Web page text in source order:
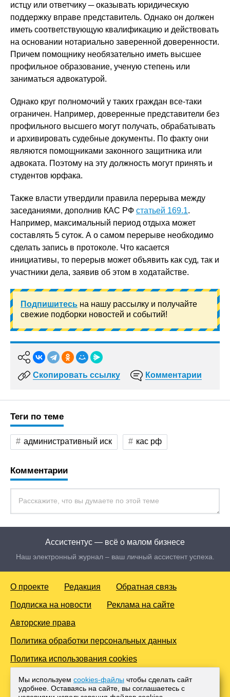
истцу или ответчику ─ оказывать юридическую
поддержку вправе представитель. Однако он должен
иметь соответствующую квалификацию и действовать
на основании нотариально заверенной доверенности.
Причем помощнику необязательно иметь высшее
профильное образование, ученую степень или
заниматься адвокатурой.
Однако круг полномочий у таких граждан все-таки
ограничен. Например, доверенные представители без
профильного высшего могут получать, обрабатывать
и архивировать судебные документы. По факту они
являются помощниками законного защитника или
адвоката. Поэтому на эту должность могут принять и
студентов юрфака.
Также власти утвердили правила перерыва между
заседаниями, дополнив КАС РФ статьей 169.1.
Например, максимальный период отдыха может
составлять 5 суток. А о самом перерыве необходимо
сделать запись в протоколе. Что касается
инициативы, то перерыв может объявить как суд, так и
участники дела, заявив об этом в ходатайстве.
Подпишитесь на нашу рассылку и получайте
свежие подборки новостей и событий!
Скопировать ссылку Комментарии
Теги по теме
административный иск кас рф
Комментарии
Ассистентус — всё о малом бизнесе
Наш электронный журнал – ваш личный ассистент успеха.
О проекте Редакция Обратная связь
Подписка на новости Реклама на сайте
Авторские права
Политика обработки персональных данных
Политика использования cookies
© 2016-2026 Все права защищены. Для лиц старше 18 лет.
Любое копирование материалов и тиражирование в сети
Интернет, либо печатных изданиях без согласования с
Мы используем cookies-файлы чтобы сделать сайт
удобнее. Оставаясь на сайте, вы соглашаетесь с